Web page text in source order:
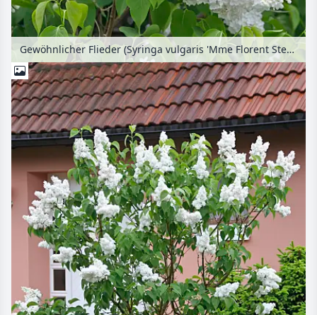
Gewöhnlicher Flieder (Syringa vulgaris 'Mme Florent Stepman')